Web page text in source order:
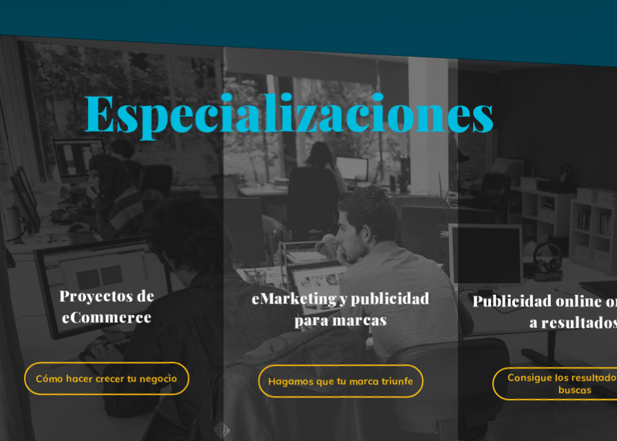
Especializaciones
Proyectos de
eCommerce
Cómo hacer crecer tu negocio
eMarketing y publicidad
para marcas
Hagamos que tu marca triunfe
Publicidad online
a
Consigue los
buscas